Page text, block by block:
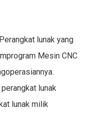
lunak yang
Mesin CNC
lunak
lunak milik